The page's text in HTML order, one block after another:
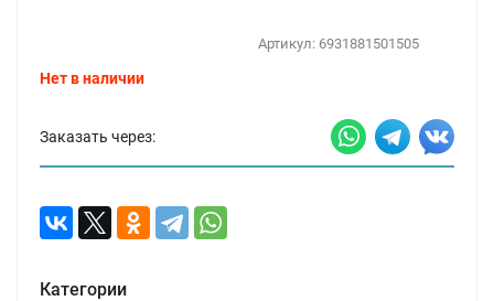
Артикул: 6931881501505
Нет в наличии
Заказать через:
Категории